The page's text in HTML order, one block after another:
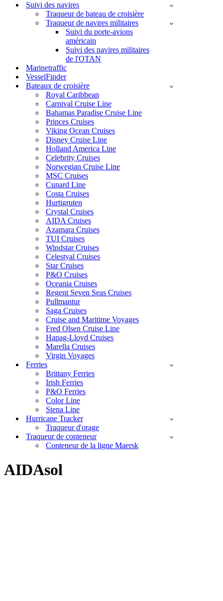
navigationSuivi des navires
Traqueur de bateau de croisière
Traqueur de navires militaires
Suivi du porte-avions
américain
Suivi des navires militaires
de l'OTAN
Marinetraffic
VesselFinder
Bateaux de croisière
Royal Caribbean
Carnival Cruise Line
Bahamas Paradise Cruise Line
Princes Cruises
Viking Ocean Cruises
Disney Cruise Line
Holland America Line
Celebrity Cruises
Norwegian Cruise Line
MSC Cruises
Cunard Line
Costa Cruises
Hurtigruten
Crystal Cruises
AIDA Cruises
Azamara Cruises
TUI Cruises
Windstar Cruises
Celestyal Cruises
Star Cruises
P&O Cruises
Oceania Cruises
Regent Seven Seas Cruises
Pullmantur
Saga Cruises
Cruise and Maritime Voyages
Fred Olsen Cruise Line
Hapag-Lloyd Cruises
Marella Cruises
Virgin Voyages
Ferries
Brittany Ferries
Irish Ferries
P&O Ferries
Color Line
Stena Line
Hurricane Tracker
Traqueur d'orage
Traqueur de conteneur
Conteneur de la ligne Maersk
AIDAsol